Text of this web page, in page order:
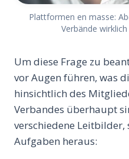
Plattformen en masse:
Verbände
Um diese Frage zu
vor Augen führen, was
hinsichtlich des
Verbandes überhaupt
verschiedene Leitbilder,
Aufgaben heraus: